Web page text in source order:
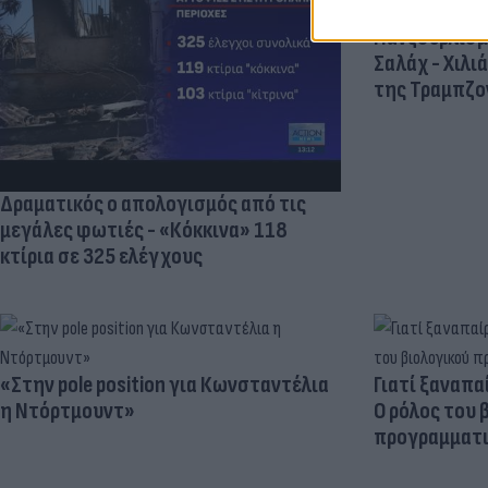
Δραματικός ο απολογισμός από τις
μεγάλες φωτιές - «Κόκκινα» 118
κτίρια σε 325 ελέγχους
Σαλάχ -
της
«Στην pole position για Κωνσταντέλια
η Ντόρτμουντ»
Γιατί
Ο ρόλος του